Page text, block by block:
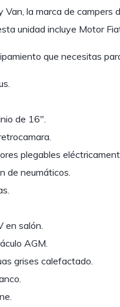
Van, la marca de
unidad incluye Motor
que necesitas
de 16″.
plegables
de neumáticos.
en salón.
AGM.
grises calefactado.